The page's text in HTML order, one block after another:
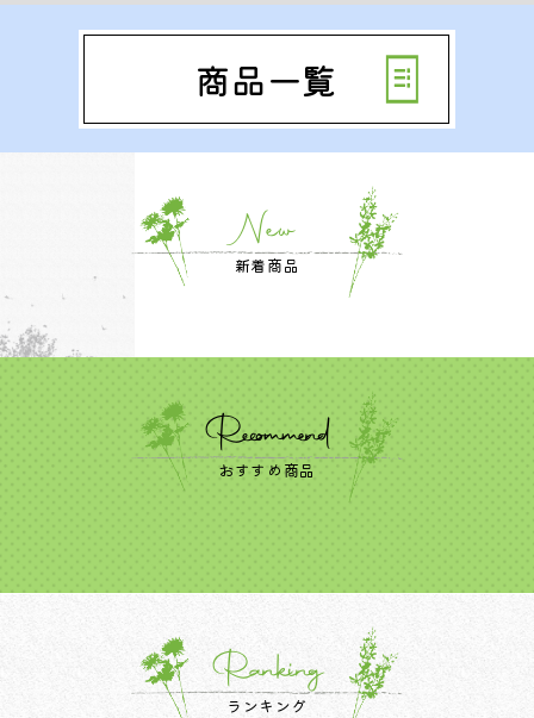
商品一覧
New
新着商品
Recommend
おすすめ商品
Ranking
ランキング